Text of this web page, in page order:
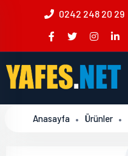
0242 248 20 29
Anasayfa Ürünler